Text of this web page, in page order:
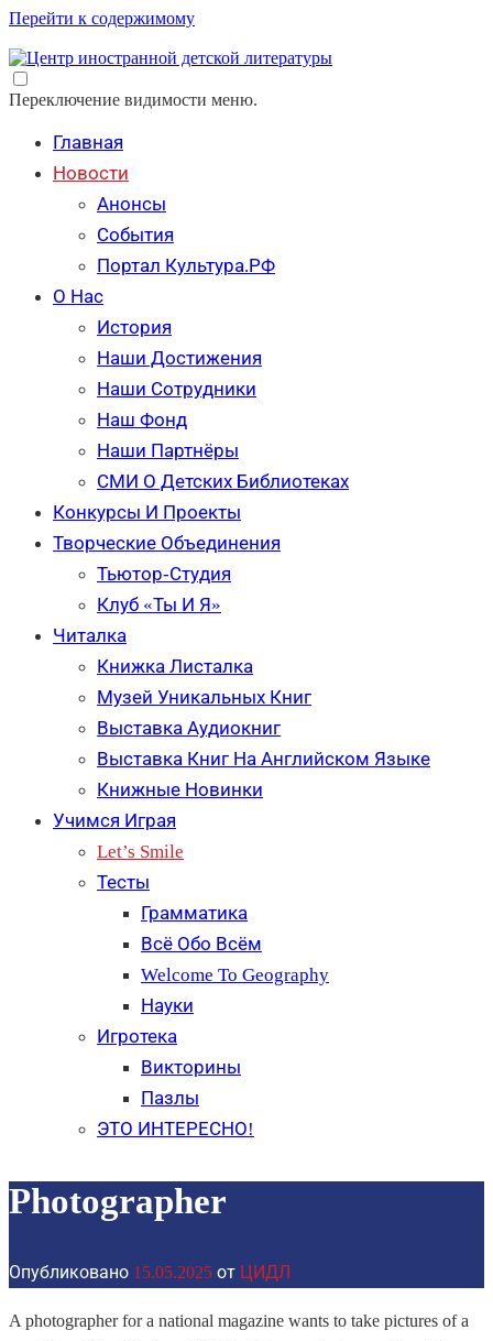
Перейти к содержимому
Переключение видимости меню.
Главная
Новости
Анонсы
События
Портал Культура.РФ
О Нас
История
Наши Достижения
Наши Сотрудники
Наш Фонд
Наши Партнёры
СМИ О Детских Библиотеках
Конкурсы И Проекты
Творческие Объединения
Тьютор-Студия
Клуб «Ты И Я»
Читалка
Книжка Листалка
Музей Уникальных Книг
Выставка Аудиокниг
Выставка Книг На Английском Языке
Книжные Новинки
Учимся Играя
Let’s Smile
Тесты
Грамматика
Всё Обо Всём
Welcome To Geography
Науки
Игротека
Викторины
Пазлы
ЭТО ИНТЕРЕСНО!
Photographer
Опубликовано 15.05.2025 от ЦИДЛ
A photographer for a national magazine wants to take pictures of a